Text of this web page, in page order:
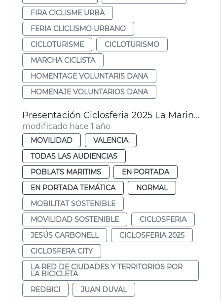
FIRA CICLISME URBÀ
FERIA CLICLISMO URBANO
CICLOTURISME
CICLOTURISMO
MARCHA CICLISTA
HOMENTAGE VOLUNTARIS DANA
HOMENAJE VOLUNTARIOS DANA
Presentación Ciclosferia 2025 La Marina Ayuntamiento València
modificado hace 1 año
MOVILIDAD
VALENCIA
TODAS LAS AUDIENCIAS
POBLATS MARITIMS
EN PORTADA
EN PORTADA TEMÁTICA
NORMAL
MOBILITAT SOSTENIBLE
MOVILIDAD SOSTENIBLE
CICLOSFERIA
JESÚS CARBONELL
CICLOSFERIA 2025
CICLOSFERA CITY
LA RED DE CIUDADES Y TERRITORIOS POR
LA BICICLETA
REDBICI
JUAN DUVAL